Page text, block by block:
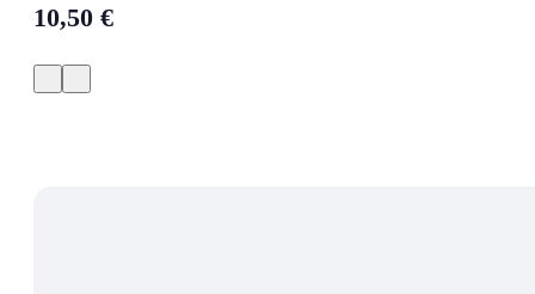
10,50 €